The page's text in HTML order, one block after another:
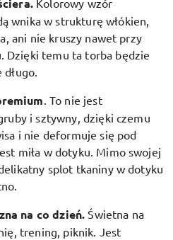
Kolorowy wzór
wnika w strukturę włókien,
ani nie kruszy nawet przy
Dzięki temu ta torba będzie
długo.
. To nie jest
i sztywny, dzięki czemu
i nie deformuje się pod
miła w dotyku. Mimo swojej
splot tkaniny w dotyku
na co dzień. Świetna na
trening, piknik. Jest